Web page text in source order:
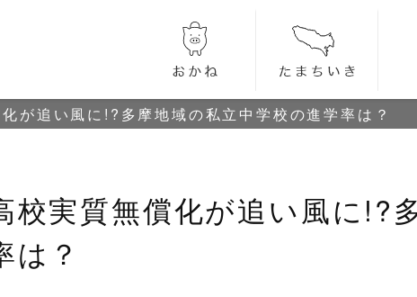
が追い風に!?多摩地域の私立中学校の進学率は？
校実質無償化が追い風に!?
は？